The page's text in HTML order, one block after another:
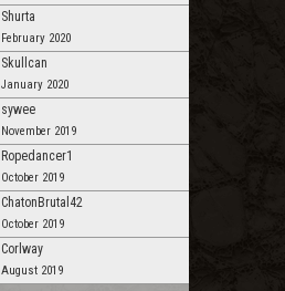
Shurta
February 2020
Skullcan
January 2020
sywee
November 2019
Ropedancer1
October 2019
ChatonBrutal42
October 2019
Corlway
August 2019